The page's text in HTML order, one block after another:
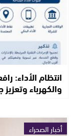
انتظام الأداء:
والكهرباء
أخبار الصحراء